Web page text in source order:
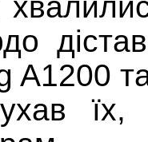
A1200